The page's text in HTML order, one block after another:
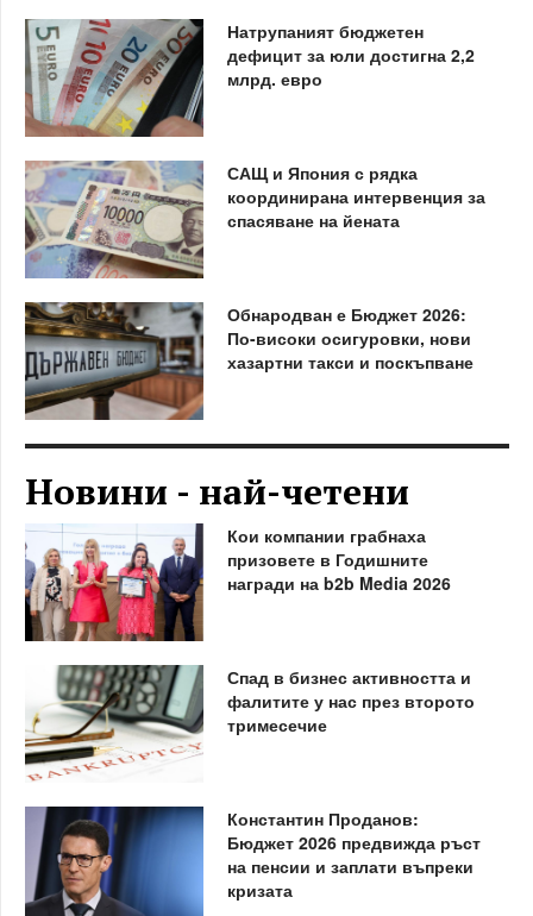
Натрупаният бюджетен
дефицит за юли достигна 2,2
млрд. евро
САЩ и Япония с рядка
координирана интервенция за
спасяване на йената
Обнародван е Бюджет 2026:
По-високи осигуровки, нови
хазартни такси и поскъпване
Новини - най-четени
Кои компании грабнаха
призовете в Годишните
награди на b2b Media 2026
Спад в бизнес активността и
фалитите у нас през второто
тримесечие
Константин Проданов:
Бюджет 2026 предвижда ръст
на пенсии и заплати въпреки
кризата